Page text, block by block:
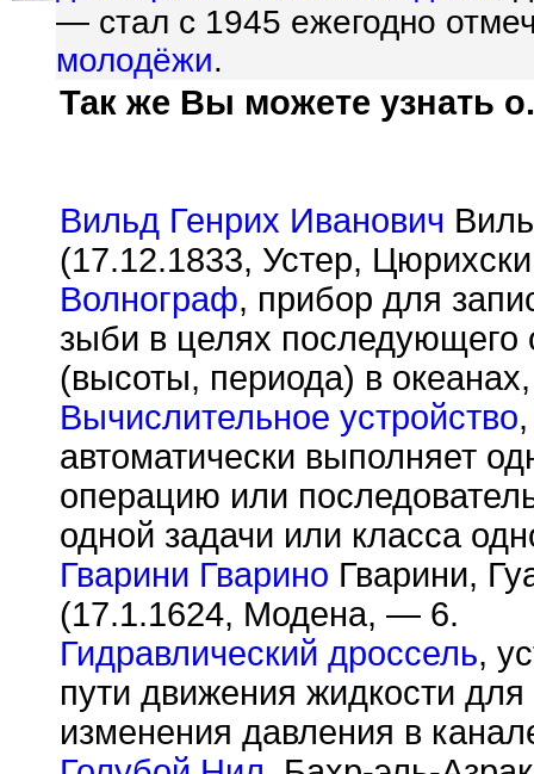
— стал с 1945 ежегодно
молодёжи.
Так же Вы можете узнать
Вильд Генрих Иванович
(17.12.1833, Устер,
Волнограф, прибор для
зыби в целях последующего
(высоты, периода) в
Вычислительное устройство
автоматически выполняет
операцию или
одной задачи или класса
Гварини Гварино Гварини,
(17.1.1624, Модена, — 6.
Гидравлический дроссель,
пути движения жидкости
изменения давления в